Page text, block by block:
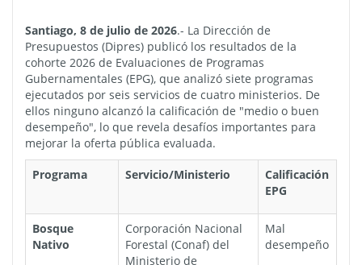
Santiago, 8 de julio de 2026.- La Dirección de
Presupuestos (Dipres) publicó los resultados de la
cohorte 2026 de Evaluaciones de Programas
Gubernamentales (EPG), que analizó siete programas
ejecutados por seis servicios de cuatro ministerios. De
ellos ninguno alcanzó la calificación de "medio o buen
desempeño", lo que revela desafíos importantes para
mejorar la oferta pública evaluada.
Programa Servicio/Ministerio
Calificación
EPG
Bosque
Nativo
Corporación Nacional
Forestal (Conaf) del
Ministerio de
Mal
desempeño